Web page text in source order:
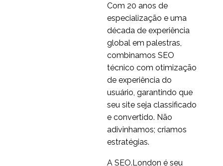
A experiência do
perturbar precisa
1
23 de junho de 2020
influencia a experiência
0
Experiência do usuário
2
Design antecipatório e
experiência do usuário
1
Mapeamento da
Com 20 anos de
especialização e uma
década de experiência
global em palestras,
combinamos SEO
técnico com otimização
de experiência do
usuário, garantindo que
seu site seja classificado
e convertido. Não
adivinhamos; criamos
estratégias.
A SEO.London é seu